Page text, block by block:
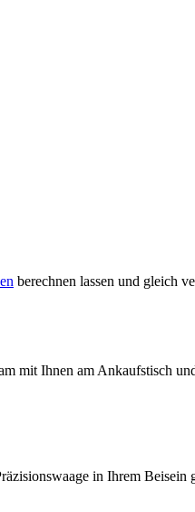
berechnen lassen und gleich
mit Ihnen am Ankaufstisch
in Ihrem Beisein